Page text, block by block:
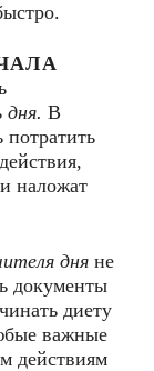
дня. В
потратить
наложат
дня не
документы
диету
важные
действиям